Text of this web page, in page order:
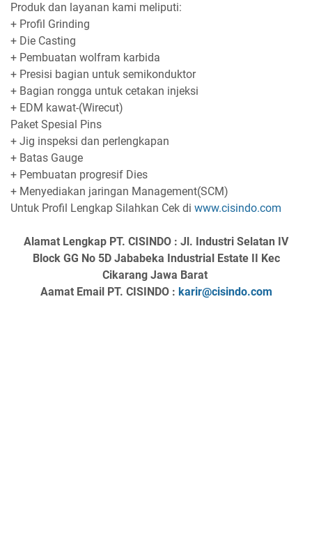
Produk dan layanan kami meliputi:
+ Profil Grinding
+ Die Casting
+ Pembuatan wolfram karbida
+ Presisi bagian untuk semikonduktor
+ Bagian rongga untuk cetakan injeksi
+ EDM kawat-(Wirecut)
Paket Spesial Pins
+ Jig inspeksi dan perlengkapan
+ Batas Gauge
+ Pembuatan progresif Dies
+ Menyediakan jaringan Management(SCM)
Untuk Profil Lengkap Silahkan Cek di www.cisindo.com
Alamat Lengkap PT. CISINDO : Jl. Industri Selatan IV
Block GG No 5D Jababeka Industrial Estate II Kec
Cikarang Jawa Barat
Aamat Email PT. CISINDO : karir@cisindo.com